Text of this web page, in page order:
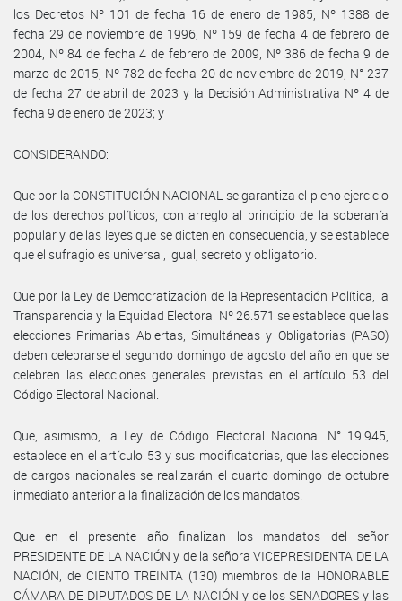
los Decretos Nº 101 de fecha 16 de enero de 1985, Nº 1388 de
fecha 29 de noviembre de 1996, Nº 159 de fecha 4 de febrero de
2004, Nº 84 de fecha 4 de febrero de 2009, Nº 386 de fecha 9 de
marzo de 2015, Nº 782 de fecha 20 de noviembre de 2019, N° 237
de fecha 27 de abril de 2023 y la Decisión Administrativa Nº 4 de
fecha 9 de enero de 2023; y
CONSIDERANDO:
Que por la CONSTITUCIÓN NACIONAL se garantiza el pleno ejercicio
de los derechos políticos, con arreglo al principio de la soberanía
popular y de las leyes que se dicten en consecuencia, y se establece
que el sufragio es universal, igual, secreto y obligatorio.
Que por la Ley de Democratización de la Representación Política, la
Transparencia y la Equidad Electoral Nº 26.571 se establece que las
elecciones Primarias Abiertas, Simultáneas y Obligatorias (PASO)
deben celebrarse el segundo domingo de agosto del año en que se
celebren las elecciones generales previstas en el artículo 53 del
Código Electoral Nacional.
Que, asimismo, la Ley de Código Electoral Nacional N° 19.945,
establece en el artículo 53 y sus modificatorias, que las elecciones
de cargos nacionales se realizarán el cuarto domingo de octubre
inmediato anterior a la finalización de los mandatos.
Que en el presente año finalizan los mandatos del señor
PRESIDENTE DE LA NACIÓN y de la señora VICEPRESIDENTA DE LA
NACIÓN, de CIENTO TREINTA (130) miembros de la HONORABLE
CÁMARA DE DIPUTADOS DE LA NACIÓN y de los SENADORES y las